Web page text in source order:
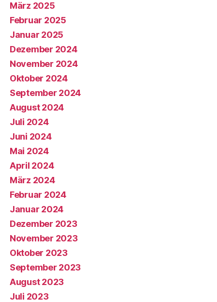
März 2025
Februar 2025
Januar 2025
Dezember 2024
November 2024
Oktober 2024
September 2024
August 2024
Juli 2024
Juni 2024
Mai 2024
April 2024
März 2024
Februar 2024
Januar 2024
Dezember 2023
November 2023
Oktober 2023
September 2023
August 2023
Juli 2023